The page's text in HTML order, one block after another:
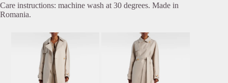
Care instructions: machine wash at 30 degrees. Made in
Romania.